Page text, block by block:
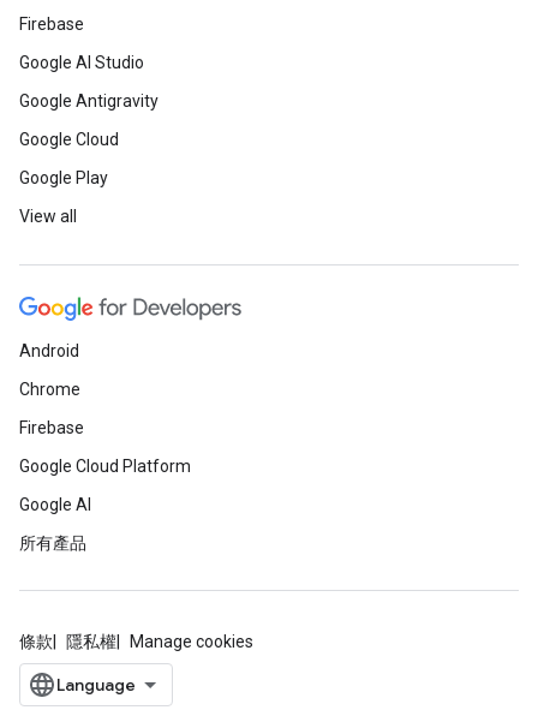
Firebase
Google AI Studio
Google Antigravity
Google Cloud
Google Play
View all
Android
Chrome
Firebase
Google Cloud Platform
Google AI
所有產品
條款 隱私權 Manage cookies